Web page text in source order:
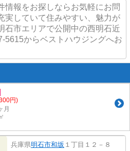
情報をお探しならお気軽にお問
実していて住みやすい、魅力が
石市エリアで公開中の西明石近
5615からベストハウジングへお
円)
月
兵庫県明石市和坂 １丁目１２－８